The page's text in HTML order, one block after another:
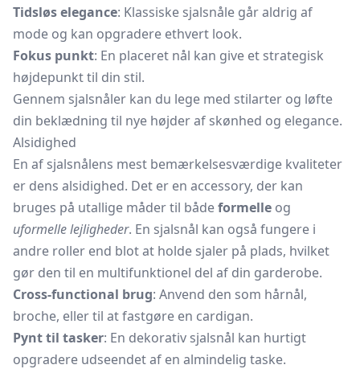
Tidsløs elegance: Klassiske sjalsnåle går aldrig af
mode og kan opgradere ethvert look.
Fokus punkt: En placeret nål kan give et strategisk
højdepunkt til din stil.
Gennem sjalsnåler kan du lege med stilarter og løfte
din beklædning til nye højder af skønhed og elegance.
Alsidighed
En af sjalsnålens mest bemærkelsesværdige kvaliteter
er dens alsidighed. Det er en accessory, der kan
bruges på utallige måder til bådeformelle og
uformelle lejligheder. En sjalsnål kan også fungere i
andre roller end blot at holde sjaler på plads, hvilket
gør den til en multifunktionel del af din garderobe.
Cross-functional brug: Anvend den som hårnål,
broche, eller til at fastgøre en cardigan.
Pynt til tasker: En dekorativ sjalsnål kan hurtigt
opgradere udseendet af en almindelig taske.